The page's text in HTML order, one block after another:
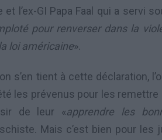
et l’ex-GI Papa Faal qui a servi
pour renverser dans la
loi américaine».
s’en tient à cette déclaration,
les prévenus pour les
de leur «apprendre les
Mais c’est bien pour les